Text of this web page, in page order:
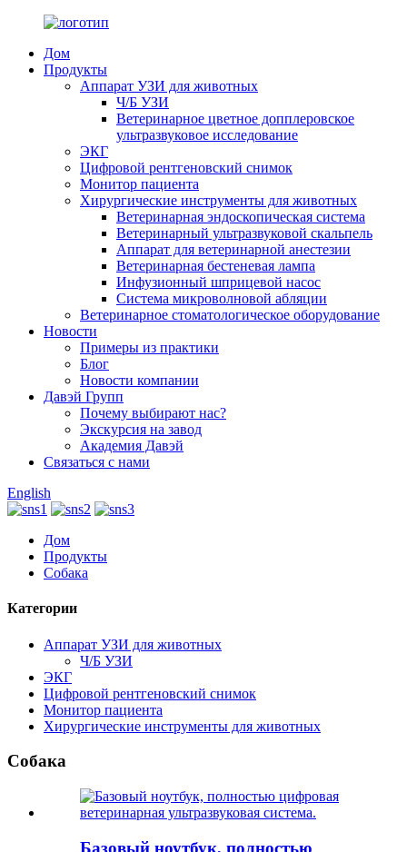
Дом
Продукты
Аппарат УЗИ для животных
Ч/Б УЗИ
Ветеринарное цветное допплеровское
ультразвуковое исследование
ЭКГ
Цифровой рентгеновский снимок
Монитор пациента
Хирургические инструменты для животных
Ветеринарная эндоскопическая система
Ветеринарный ультразвуковой скальпель
Аппарат для ветеринарной анестезии
Ветеринарная бестеневая лампа
Инфузионный шприцевой насос
Система микроволновой абляции
Ветеринарное стоматологическое оборудование
Новости
Примеры из практики
Блог
Новости компании
Давэй Групп
Почему выбирают нас?
Экскурсия на завод
Академия Давэй
Связаться с нами
English
Дом
Продукты
Собака
Категории
Аппарат УЗИ для животных
Ч/Б УЗИ
ЭКГ
Цифровой рентгеновский снимок
Монитор пациента
Хирургические инструменты для животных
Собака
Базовый ноутбук, полностью